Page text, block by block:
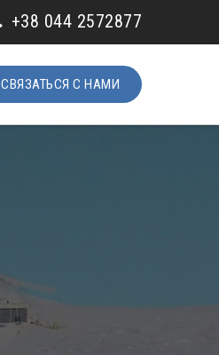
+38 044 2572877
СВЯЗАТЬСЯ С НАМИ